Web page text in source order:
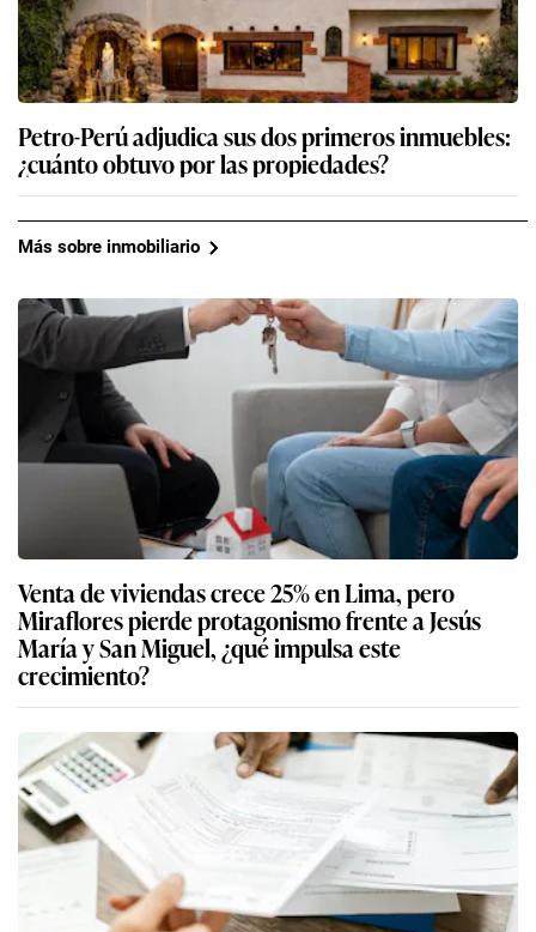
Petro-Perú adjudica sus dos primeros inmuebles:
¿cuánto obtuvo por las propiedades?
Más sobre inmobiliario
Venta de viviendas crece 25% en Lima, pero
Miraflores pierde protagonismo frente a Jesús
María y San Miguel, ¿qué impulsa este
crecimiento?